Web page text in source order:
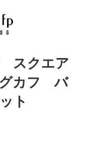
スクエア
グカフ バ
ト